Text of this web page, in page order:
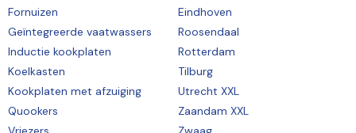
Fornuizen
Geïntegreerde vaatwassers
Inductie kookplaten
Koelkasten
Kookplaten met afzuiging
Quookers
Eindhoven
Roosendaal
Rotterdam
Tilburg
Utrecht XXL
Zaandam XXL